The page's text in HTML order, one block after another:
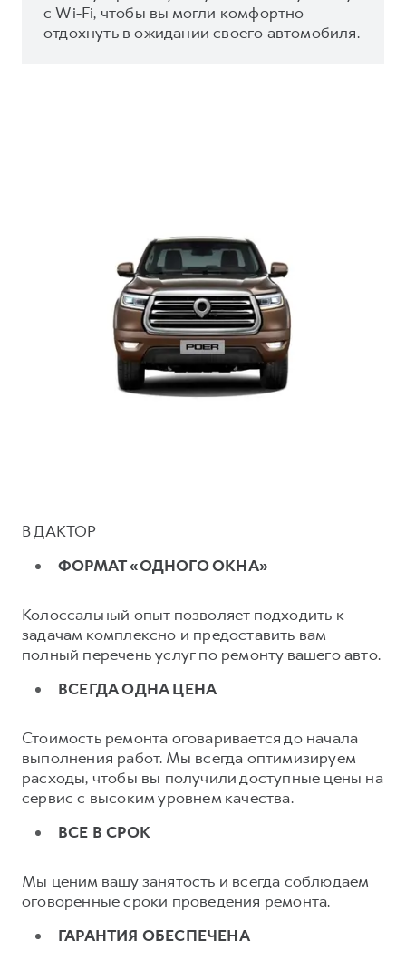
с Wi-Fi, чтобы вы могли комфортно
отдохнуть в ожидании своего автомобиля.
В ДАКТОР
ФОРМАТ «ОДНОГО ОКНА»
Колоссальный опыт позволяет подходить к
задачам комплексно и предоставить вам
полный перечень услуг по ремонту вашего авто.
ВСЕГДА ОДНА ЦЕНА
Стоимость ремонта оговаривается до начала
выполнения работ. Мы всегда оптимизируем
расходы, чтобы вы получили доступные цены на
сервис с высоким уровнем качества.
ВСЕ В СРОК
Мы ценим вашу занятость и всегда соблюдаем
оговоренные сроки проведения ремонта.
ГАРАНТИЯ ОБЕСПЕЧЕНА